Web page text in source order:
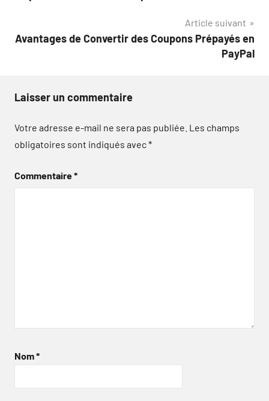
Article suivant
Avantages de Convertir des Coupons Prépayés en
PayPal
Laisser un commentaire
Votre adresse e-mail ne sera pas publiée. Les champs
obligatoires sont indiqués avec*
Commentaire*
Nom*